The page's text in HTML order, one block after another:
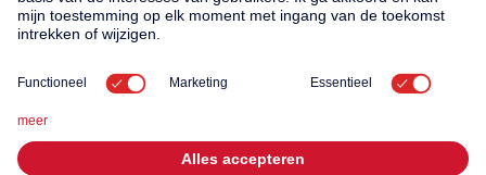
Contact
© 2026 KWC Group AG